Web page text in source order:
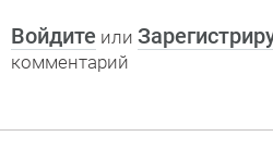
Войдите или
комментарий